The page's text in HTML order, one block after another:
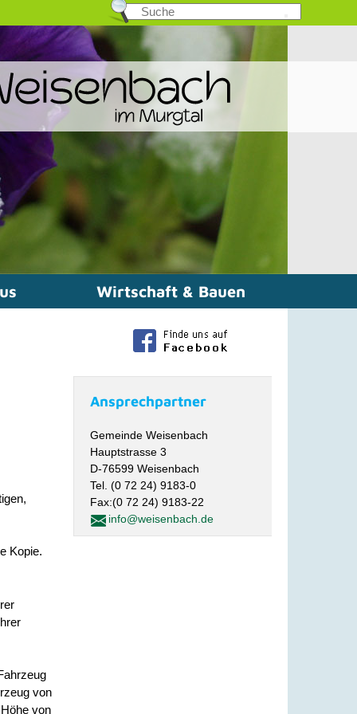
Wirtschaft & Bauen
Kopie.
von
von
Ansprechpartner
Gemeinde Weisenbach
Hauptstrasse 3
D-76599 Weisenbach
Tel. (0 72 24) 9183-0
Fax:(0 72 24) 9183-22
info@weisenbach.de